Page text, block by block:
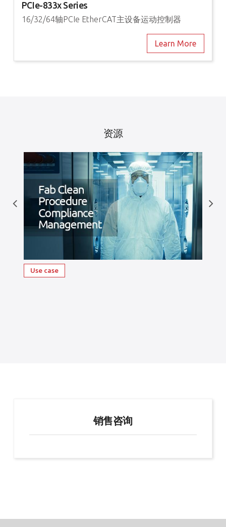
PCIe-833x Series
16/32/64轴PCIe EtherCAT主设备运动控制器
Learn More
资源
Use case
销售咨询